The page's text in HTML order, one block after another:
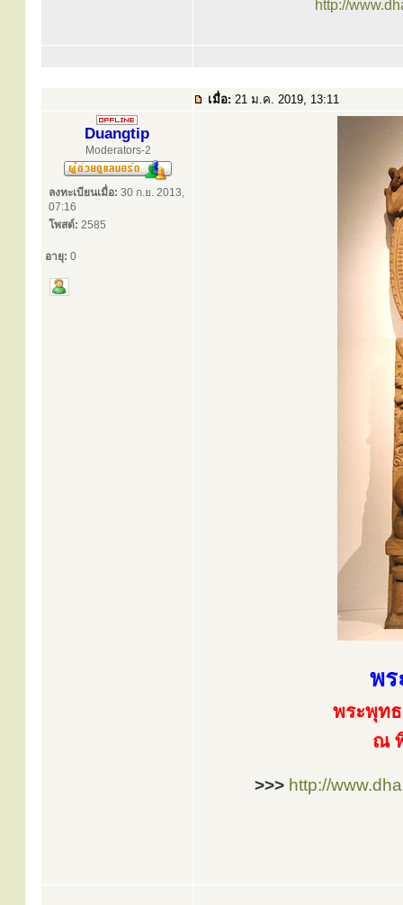
http://
เมื่อ: 21 ม.ค. 2019, 13:11
Duangtip
Moderators-2
ลงทะเบียนเมื่อ: 30 ก.ย. 2013,
07:16
โพสต์: 2585
อายุ: 0
พร
พระพุท
ณ
>>> http://